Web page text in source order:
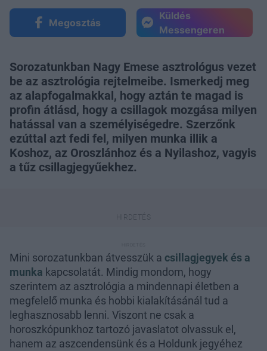
Megosztás
Küldés
Messengeren
Sorozatunkban Nagy Emese asztrológus vezet
be az asztrológia rejtelmeibe. Ismerkedj meg
az alapfogalmakkal, hogy aztán te magad is
profin átlásd, hogy a csillagok mozgása milyen
hatással van a személyiségedre. Szerzőnk
ezúttal azt fedi fel, milyen munka illik a
Koshoz, az Oroszlánhoz és a Nyilashoz, vagyis
a tűz csillagjegyűekhez.
Mini sorozatunkban átvesszük a csillagjegyek és a
munka kapcsolatát. Mindig mondom, hogy
szerintem az asztrológia a mindennapi életben a
megfelelő munka és hobbi kialakításánál tud a
leghasznosabb lenni. Viszont ne csak a
horoszkópunkhoz tartozó javaslatot olvassuk el,
hanem az aszcendensünk és a Holdunk jegyéhez